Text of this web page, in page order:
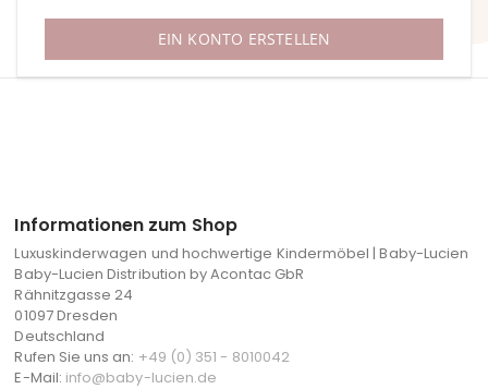
EIN KONTO ERSTELLEN
Informationen zum Shop
Luxuskinderwagen und hochwertige Kindermöbel | Baby-Lucien
Baby-Lucien Distribution by Acontac GbR
Rähnitzgasse 24
01097 Dresden
Deutschland
Rufen Sie uns an: +49 (0) 351 - 8010042
E-Mail: info@baby-lucien.de